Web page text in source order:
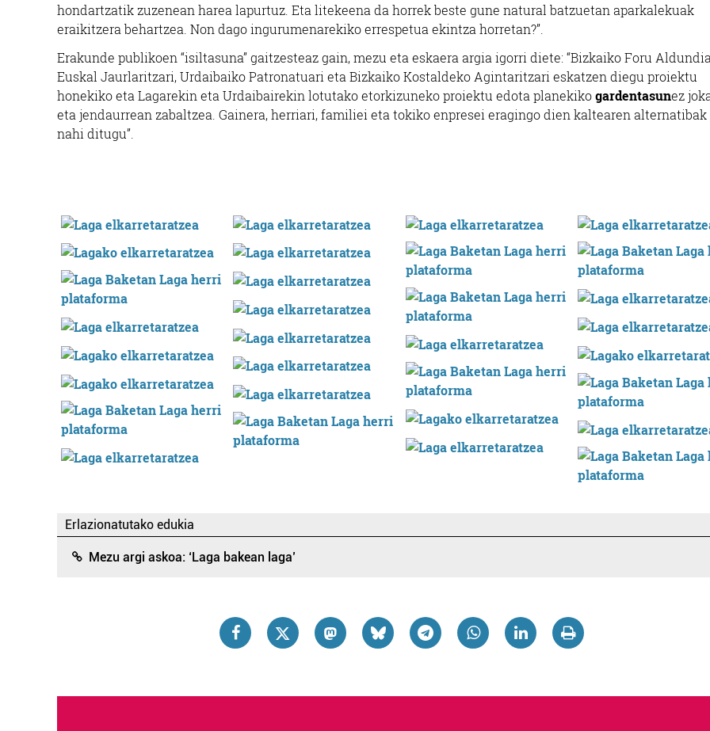
hondartzatik zuzenean harea lapurtuz. Eta litekeena da horrek beste gune natural batzuetan aparkalekuak
eraikitzera behartzea. Non dago ingurumenarekiko errespetua ekintza horretan?”.
Erakunde publikoen “isiltasuna” gaitzesteaz gain, mezu eta eskaera argia igorri diete: “Bizkaiko Foru
Euskal Jaurlaritzari, Urdaibaiko Patronatuari eta Bizkaiko Kostaldeko Agintaritzari eskatzen diegu proiektu
honekiko eta Lagarekin eta Urdaibairekin lotutako etorkizuneko proiektu edota planekikogardentasunez
eta jendaurrean zabaltzea. Gainera, herriari, familiei eta tokiko enpresei eragingo dien kaltearen
nahi ditugu”.
Erlazionatutako edukia
Mezu argi askoa: ‘Laga bakean laga’